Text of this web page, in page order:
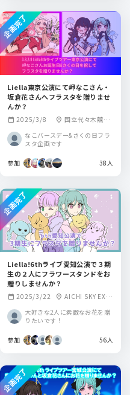
Liella東京公演にて岬なこさん・
坂倉花さんへフラスタを贈りませ
んか？
calendar_month 2025/3/8 location_on 国立代々木競技
なこバースデー&さくの日フラ
スタ企画です
参加 38人
企画完了
Liella!6thライブ愛知公演で３期
生の２人にフラワースタンドをお
贈りしませんか？
calendar_month 2025/3/22 location_on AICHI SKY EXP
O ホール A
大好きな2人に素敵なお花を贈
りたいです！
参加 56人
企画完了
企画完了